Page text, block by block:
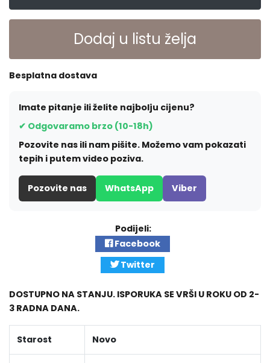
Dodaj u listu želja
Besplatna dostava
Imate pitanje ili želite najbolju cijenu?
✔ Odgovaramo brzo (10-18h)
Pozovite nas ili nam pišite. Možemo vam pokazati
tepih i putem video poziva.
Pozovite nas WhatsApp Viber
Podijeli:
Facebook
Twitter
DOSTUPNO NA STANJU. ISPORUKA SE VRŠI U ROKU OD 2-
3 RADNA DANA.
Starost Novo